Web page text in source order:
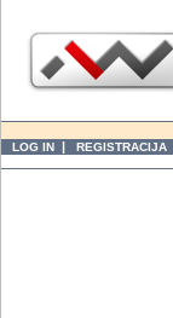
LOG IN | REGISTRACIJA